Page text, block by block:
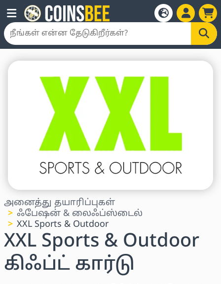
அனைத்து தயாரிப்புகள்
ஃபேஷன் & லைஃப்ஸ்டைல்
XXL Sports & Outdoor
XXL Sports & Outdoor
கிஃப்ட் கார்டு